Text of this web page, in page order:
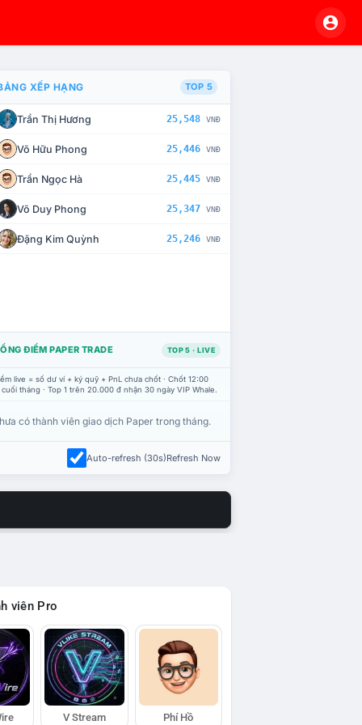
CHẾ TÀI XỬ LÝ VI PHẠM
XẾP HẠNG TOP 5
Trần Thị Hương 25,548 VNĐ
Võ Hữu Phong 25,446 VNĐ
Trần Ngọc Hà 25,445 VNĐ
Võ Duy Phong 25,347 VNĐ
Đặng Kim Quỳnh 25,246 VNĐ
ĐIỂM PAPER TRADE TOP 5 · LIVE
live = số dư ví + ký quỹ + PnL chưa chốt · Chốt 12:00
tháng · Top 1 trên 20.000 đ nhận 30 ngày VIP Whale.
có thành viên giao dịch Paper trong tháng.
Auto-refresh (30s)Refresh Now
viên Pro
V Stream Phí Hồ